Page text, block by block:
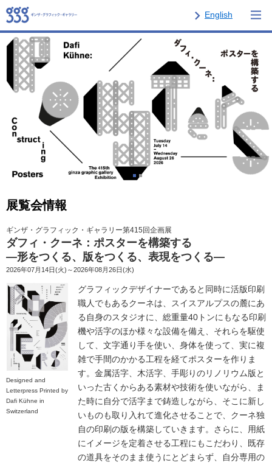
English
展覧会情報
ギンザ・グラフィック・ギャラリー第415回企画展
ダフィ・クーネ：ポスターを構築する
―形をつくる、版をつくる、表現をつくる―
2026年07月14日(火)～2026年08月26日(水)
Designed and
Letterpress Printed by
Dafi Kühne in
Switzerland
グラフィックデザイナーであると同時に活版印刷
職人でもあるクーネは、スイスアルプスの麓にあ
る自身のスタジオに、総重量40トンにもなる印刷
機や活字のほか様々な設備を備え、それらを駆使
して、文字通り手を使い、身体を使って、実に複
雑で手間のかかる工程を経てポスターを作りま
す。金属活字、木活字、手彫りのリノリウム版と
いった古くからある素材や技術を使いながら、ま
た時に自分で活字まで鋳造しながら、そこに新し
いものも取り入れて進化させることで、クーネ独
自の印刷の版を構築していきます。さらに、用紙
にイメージを定着させる工程にもこだわり、既存
の道具をそのまま使うにとどまらず、自分専用の